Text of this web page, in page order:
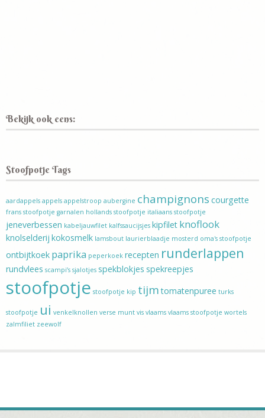
Bekijk ook eens:
Stoofpotje Tags
aardappels appels appelstroop aubergine champignons courgette
frans stoofpotje garnalen hollands stoofpotje italiaans stoofpotje
jeneverbessen kabeljauwfilet kalfssaucijsjes kipfilet knoflook
knolselderij kokosmelk lamsbout laurierblaadje mosterd oma's stoofpotje
ontbijtkoek paprika peperkoek recepten runderlappen
rundvlees scampi’s sjalotjes spekblokjes spekreepjes
stoofpotje stoofpotje kip tijm tomatenpuree turks
stoofpotje ui venkelknollen verse munt vis vlaams vlaams stoofpotje wortels
zalmfiliet zeewolf